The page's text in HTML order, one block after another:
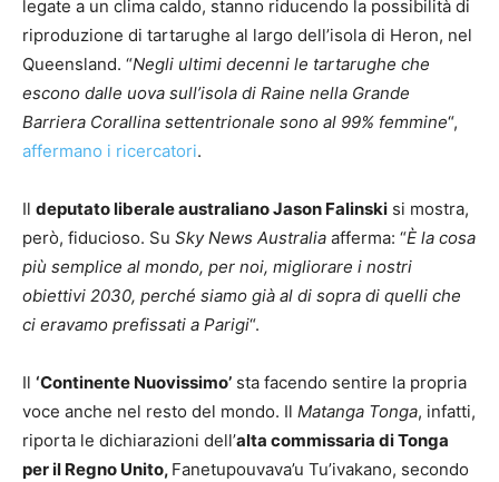
legate a un clima caldo, stanno riducendo la possibilità di
riproduzione di tartarughe al largo dell’isola di Heron, nel
Queensland. “Negli ultimi decenni le tartarughe che
escono dalle uova sull’isola di Raine nella Grande
Barriera Corallina settentrionale sono al 99% femmine“,
affermano i ricercatori.
Il deputato liberale australiano Jason Falinski si mostra,
però, fiducioso. Su Sky News Australia afferma: “È la cosa
più semplice al mondo, per noi, migliorare i nostri
obiettivi 2030, perché siamo già al di sopra di quelli che
ci eravamo prefissati a Parigi“.
Il ‘Continente Nuovissimo’ sta facendo sentire la propria
voce anche nel resto del mondo. Il Matanga Tonga, infatti,
riporta le dichiarazioni dell’alta commissaria di Tonga
per il Regno Unito, Fanetupouvava’u Tu’ivakano, secondo